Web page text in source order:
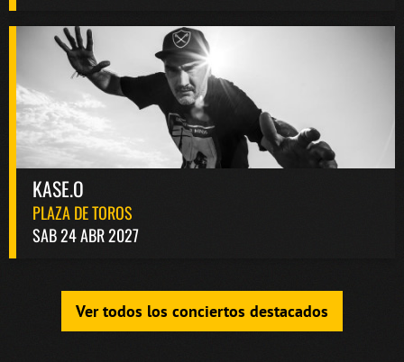
KASE.O
PLAZA DE TOROS
SAB 24 ABR 2027
Ver todos los conciertos destacados